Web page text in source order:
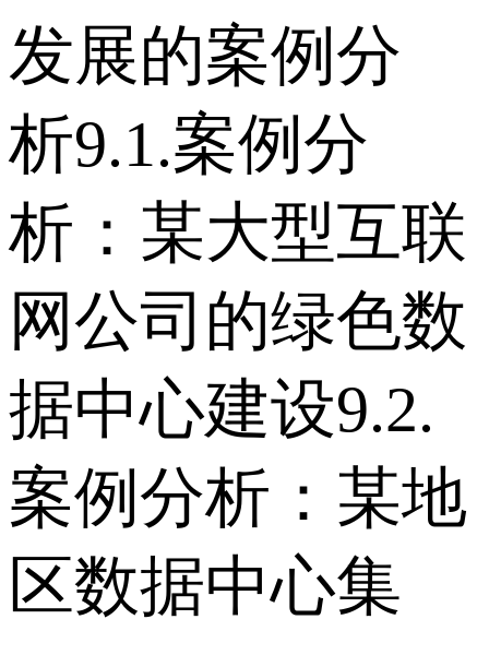
发展的案例分
析 9.1.案例分
析：某大型互联
网公司的绿色数
据中心建设 9.2.
案例分析：某地
区数据中心集